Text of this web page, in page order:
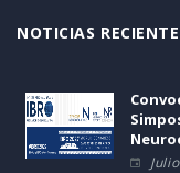
NOTICIAS